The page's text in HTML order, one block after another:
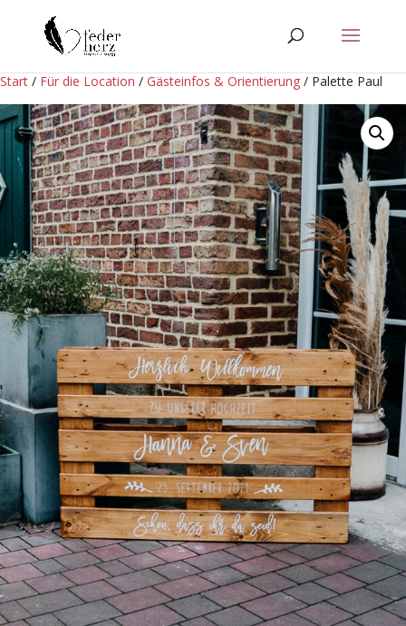
Start / Für die Location / Gästeinfos & Orientierung / Palette Paul